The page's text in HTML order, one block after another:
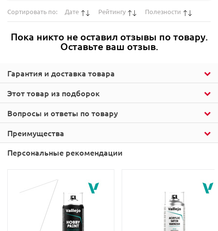
Этот товар из подборок
Гарантия и доставка товара
Сортировать по: Дате Рейтингу Полезности
Пока никто не оставил отзывы по товару.
Оставьте ваш отзыв.
Вопросы и ответы по товару
Преимущества
Персональные рекомендации